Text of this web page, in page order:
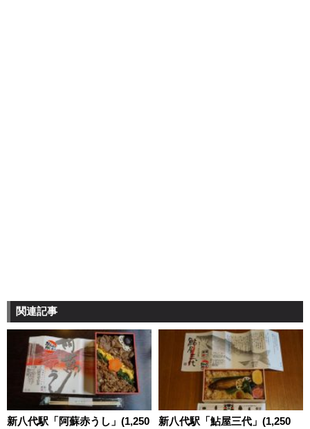
関連記事
新八代駅「阿蘇赤うし」(1,250
新八代駅「鮎屋三代」(1,250